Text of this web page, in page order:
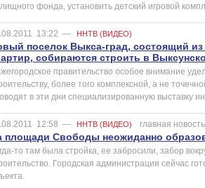
фонда, установить детский игровой
13:22 — ННТВ (ВИДЕО)
поселок Выкса-град, состоящий из
собираются строить в
правительство особое внимание
более того комплексной, а не
в эти дни специализированную выставку
12:58 — ННТВ (ВИДЕО) главная новость
площади Свободы неожиданно
то там была стройка, ее забросили, забор
Городская администрация сейчас